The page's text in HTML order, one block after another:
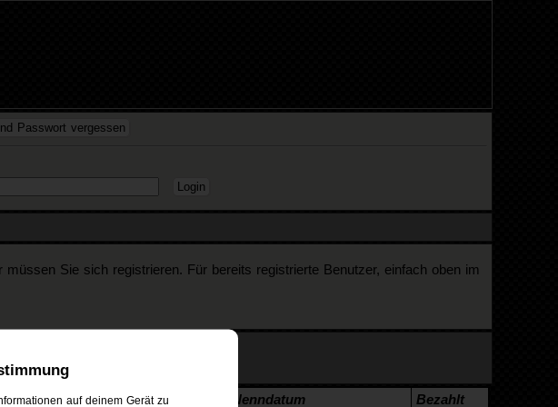
Passwort vergessen
Sie sich registrieren. Für bereits registrierte Benutzer, einfach oben im
LTX K1 K2 K3 Nenndatum
Bezahlt
auf deinem Gerät zu